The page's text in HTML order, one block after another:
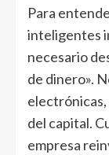
Para
inteligentes
necesario
de dinero».
electrónicas,
del capital.
empresa